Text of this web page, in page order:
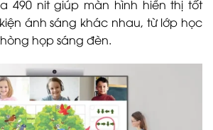
490 nit giúp màn hình hiển thị tốt
ánh sáng khác nhau, từ lớp học
họp sáng đèn.